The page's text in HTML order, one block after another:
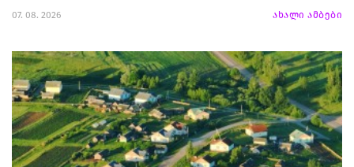
07. 08. 2026 ახალი ამბები